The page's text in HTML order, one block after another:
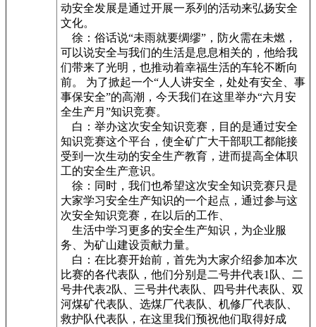
动安全发展是通过开展一系列的活动来弘扬安全
文化。
徐：俗话说“未雨就要绸缪”，防火需在未燃，
可以说安全与我们的生活是息息相关的，他给我
们带来了光明，也推动着幸福生活的车轮不断向
前。 为了掀起一个“人人讲安全，处处有安全、事
事保安全”的高潮，今天我们在这里举办“六月安
全生产月”知识竞赛。
白：举办这次安全知识竞赛，目的是通过安全
知识竞赛这个平台，使全矿广大干部职工都能接
受到一次生动的安全生产教育，进而提高全体职
工的安全生产意识。
徐：同时，我们也希望这次安全知识竞赛只是
大家学习安全生产知识的一个起点，通过参与这
次安全知识竞赛，在以后的工作、
生活中学习更多的安全生产知识，为企业服
务、为矿山建设贡献力量。
白：在比赛开始前，首先为大家介绍参加本次
比赛的各代表队，他们分别是二号井代表1队、二
号井代表2队、三号井代表队、四号井代表队、双
河煤矿代表队、选煤厂代表队、机修厂代表队、
救护队代表队，在这里我们预祝他们取得好成